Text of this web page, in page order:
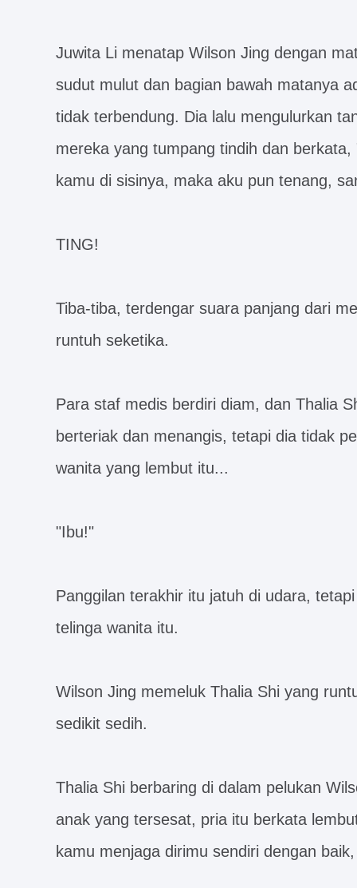
Juwita Li menatap Wilson Jing dengan
sudut mulut dan bagian bawah matanya
tidak terbendung. Dia lalu mengulurkan
mereka yang tumpang tindih dan
kamu di sisinya, maka aku pun tenang,
TING!
Tiba-tiba, terdengar suara panjang dari
runtuh seketika.
Para staf medis berdiri diam, dan Thalia
berteriak dan menangis, tetapi dia tidak
wanita yang lembut itu...
"Ibu!"
Panggilan terakhir itu jatuh di udara,
telinga wanita itu.
Wilson Jing memeluk Thalia Shi yang
sedikit sedih.
Thalia Shi berbaring di dalam pelukan
anak yang tersesat, pria itu berkata
kamu menjaga dirimu sendiri dengan